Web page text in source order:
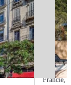
Francie,